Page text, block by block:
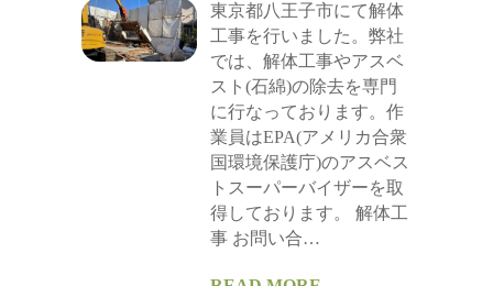
東京都八王子市にて解体
工事を行いました。弊社
では、解体工事やアスベ
スト(石綿)の除去を専門
に行なっております。作
業員はEPA(アメリカ合衆
国環境保護庁)のアスベス
トスーパーバイザーを取
得しております。 解体工
事 お問い合…